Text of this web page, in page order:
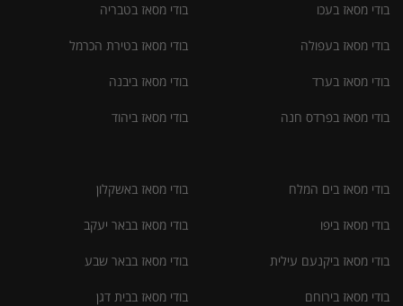
בודי מסאז בעכו
בודי מסאז בעפולה
בודי מסאז בערד
בודי מסאז בפרדס חנה
בודי מסאז בטבריה
בודי מסאז בטירת הכרמל
בודי מסאז ביבנה
בודי מסאז ביהוד
בודי מסאז בים המלח
בודי מסאז ביפו
בודי מסאז ביקנעם עילית
בודי מסאז בירוחם
בודי מסאז באשקלון
בודי מסאז בבאר יעקב
בודי מסאז בבאר שבע
בודי מסאז בבית דגן